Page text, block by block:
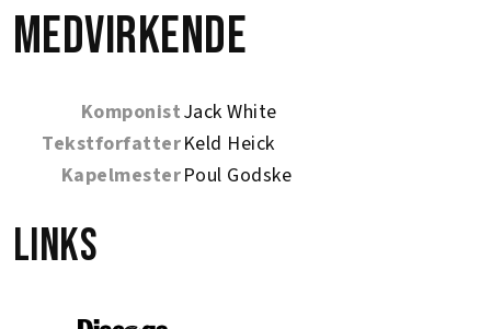
Medvirkende
KomponistJack White
TekstforfatterKeld Heick
KapelmesterPoul Godske
Links